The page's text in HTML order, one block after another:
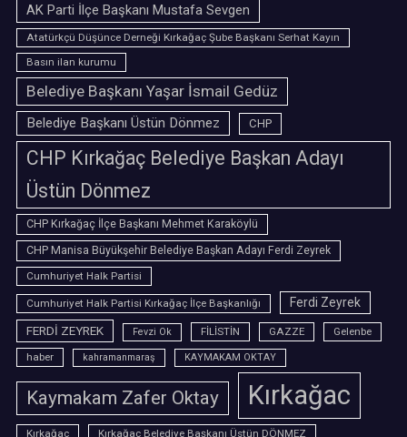
AK Parti İlçe Başkanı Mustafa Sevgen
Atatürkçü Düşünce Derneği Kırkağaç Şube Başkanı Serhat Kayın
Basın ilan kurumu
Belediye Başkanı Yaşar İsmail Gedüz
Belediye Başkanı Üstün Dönmez CHP
CHP Kırkağaç Belediye Başkan Adayı
Üstün Dönmez
CHP Kırkağaç İlçe Başkanı Mehmet Karaköylü
CHP Manisa Büyükşehir Belediye Başkan Adayı Ferdi Zeyrek
Cumhuriyet Halk Partisi
Cumhuriyet Halk Partisi Kırkağaç İlçe Başkanlığı
Ferdi Zeyrek
FERDİ ZEYREK
Fevzi Ok FİLİSTİN GAZZE
Gelenbe
haber
kahramanmaraş KAYMAKAM OKTAY
Kaymakam Zafer Oktay Kırkağac
Kırkağaç Kırkağaç Belediye Başkanı Üstün DÖNMEZ